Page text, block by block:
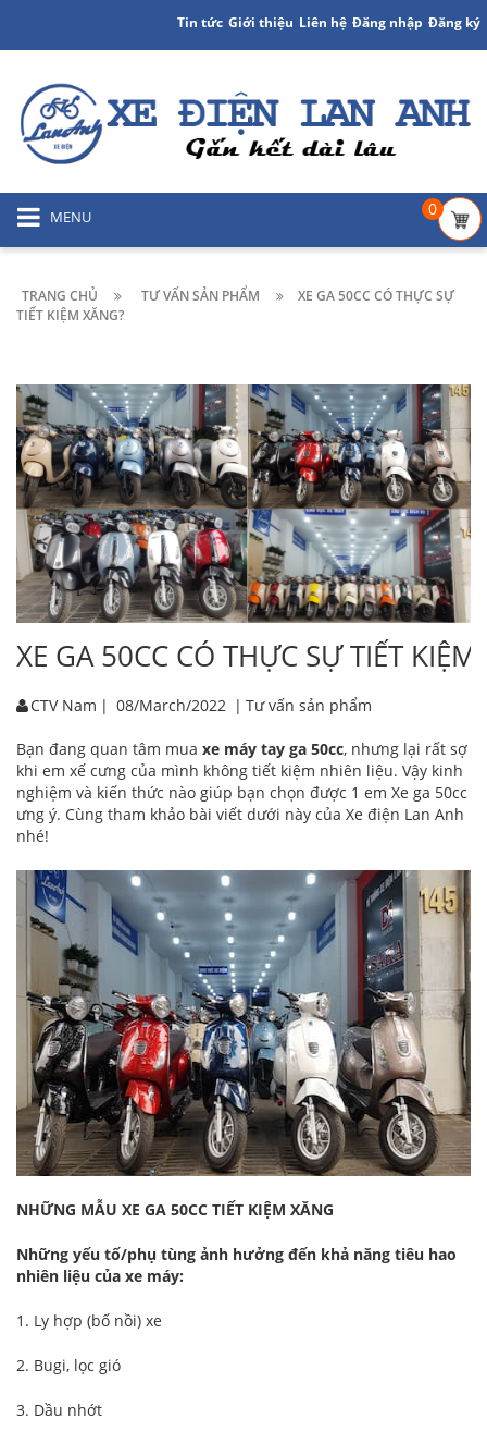
Tin tức Giới thiệu Liên hệ Đăng nhập Đăng ký
MENU 0
TRANG CHỦ TƯ VẤN SẢN PHẨM
XE GA 50CC CÓ THỰC SỰ
TIẾT KIỆM XĂNG?
XE GA 50CC CÓ THỰC SỰ TIẾT KIỆM
CTV Nam | 08/March/2022 | Tư vấn sản phẩm
Bạn đang quan tâm mua xe máy tay ga 50cc, nhưng lại rất sợ
khi em xế cưng của mình không tiết kiệm nhiên liệu. Vậy kinh
nghiệm và kiến thức nào giúp bạn chọn được 1 em Xe ga 50cc
ưng ý. Cùng tham khảo bài viết dưới này của Xe điện Lan Anh
nhé!
NHỮNG MẪU XE GA 50CC TIẾT KIỆM XĂNG
Những yếu tố/phụ tùng ảnh hưởng đến khả năng tiêu hao
nhiên liệu của xe máy:
1. Ly hợp (bố nồi) xe
2. Bugi, lọc gió
3. Dầu nhớt